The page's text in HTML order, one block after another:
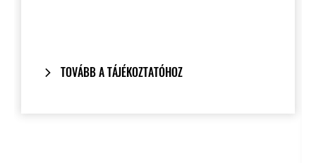
TOVÁBB A TÁJÉKOZTATÓHOZ